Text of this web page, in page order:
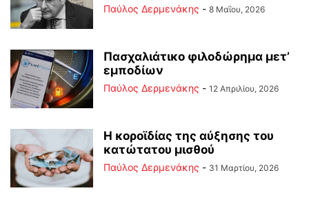
Παύλος Δερμενάκης - 8 Μαΐου, 2026
Πασχαλιάτικο φιλοδώρημα μετ’
εμποδίων
Παύλος Δερμενάκης - 12 Απριλίου, 2026
Η κοροϊδίας της αύξησης του
κατώτατου μισθού
Παύλος Δερμενάκης - 31 Μαρτίου, 2026